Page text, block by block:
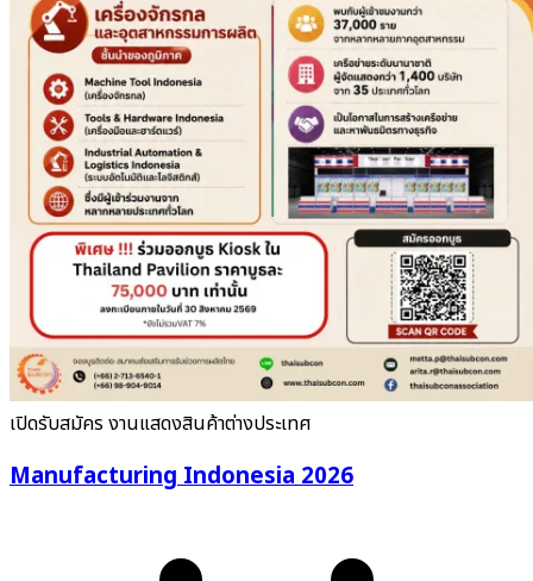
เปิดรับสมัคร งานแสดงสินค้าต่างประเทศ
Manufacturing Indonesia 2026